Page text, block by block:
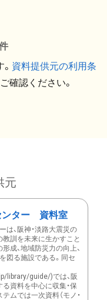
資料提供元の利用条
確認ください。
元
ンター 資料室
は、阪神・淡路大震災の
教訓を未来に生かすこと
成、地域防災力の向上、
図る施設である。同セ
library/guide/)では、阪
る資料を中心に収集・保
ムでは一次資料（モノ・